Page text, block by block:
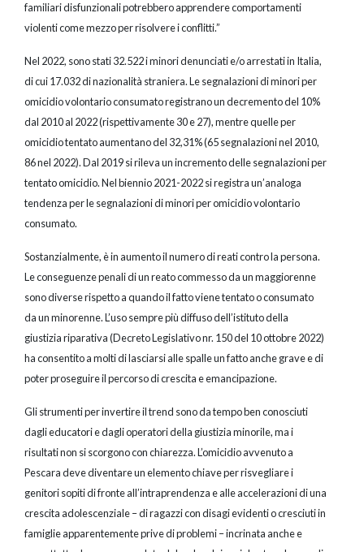
familiari disfunzionali potrebbero apprendere comportamenti
violenti come mezzo per risolvere i conflitti.”
Nel 2022, sono stati 32.522 i minori denunciati e/o arrestati in Italia,
di cui 17.032 di nazionalità straniera. Le segnalazioni di minori per
omicidio volontario consumato registrano un decremento del 10%
dal 2010 al 2022 (rispettivamente 30 e 27), mentre quelle per
omicidio tentato aumentano del 32,31% (65 segnalazioni nel 2010,
86 nel 2022). Dal 2019 si rileva un incremento delle segnalazioni per
tentato omicidio. Nel biennio 2021-2022 si registra un’analoga
tendenza per le segnalazioni di minori per omicidio volontario
consumato.
Sostanzialmente, è in aumento il numero di reati contro la persona.
Le conseguenze penali di un reato commesso da un maggiorenne
sono diverse rispetto a quando il fatto viene tentato o consumato
da un minorenne. L’uso sempre più diffuso dell’istituto della
giustizia riparativa (Decreto Legislativo nr. 150 del 10 ottobre 2022)
ha consentito a molti di lasciarsi alle spalle un fatto anche grave e di
poter proseguire il percorso di crescita e emancipazione.
Gli strumenti per invertire il trend sono da tempo ben conosciuti
dagli educatori e dagli operatori della giustizia minorile, ma i
risultati non si scorgono con chiarezza. L’omicidio avvenuto a
Pescara deve diventare un elemento chiave per risvegliare i
genitori sopiti di fronte all’intraprendenza e alle accelerazioni di una
crescita adolescenziale – di ragazzi con disagi evidenti o cresciuti in
famiglie apparentemente prive di problemi – incrinata anche e